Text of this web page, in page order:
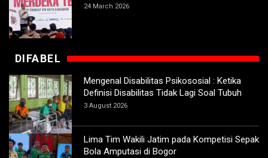
24 March 2026
DIFABEL
Mengenal Disabilitas Psikososial : Ketika
Definisi Disabilitas Tidak Lagi Soal Tubuh
3 August 2026
Lima Tim Wakili Jatim pada Kompetisi Sepak
Bola Amputasi di Bogor